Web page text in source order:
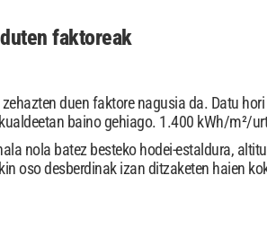
faktoreak
duen faktore nagusia da. Datu
baino gehiago. 1.400 kWh/m²/
nola batez besteko hodei-estaldura,
oso desberdinak izan ditzaketen haien